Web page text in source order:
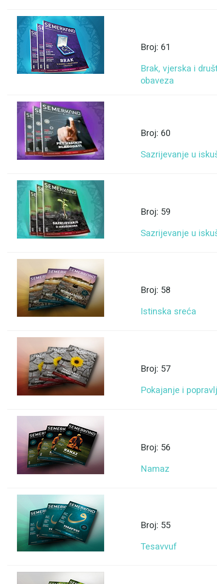
Broj: 61
Brak, vjerska i
obaveza
Broj: 60
Sazrijevanje u
Broj: 59
Sazrijevanje u
Broj: 58
Istinska sreća
Broj: 57
Pokajanje i
Broj: 56
Namaz
Broj: 55
Tesavvuf